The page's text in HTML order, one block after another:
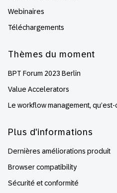
Webinaires
Téléchargements
Thèmes du moment
BPT Forum 2023 Berlin
Value Accelerators
Le workflow management, qu’est-
Plus d'informations
Dernières améliorations produit
Browser compatibility
Sécurité et conformité